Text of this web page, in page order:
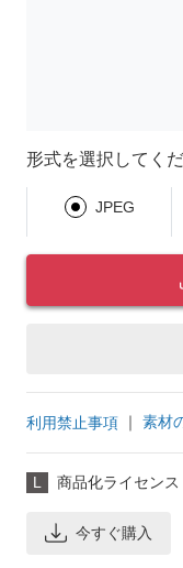
形式を選択してく
JPEG
利用禁止事項 ｜ 素材
L 商品化ライセンス
今すぐ購入